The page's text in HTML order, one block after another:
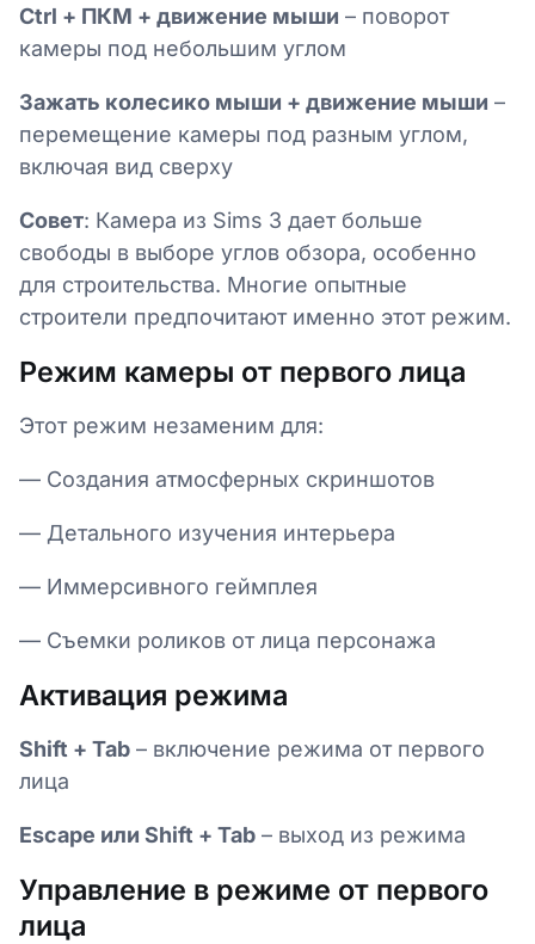
Ctrl + ПКМ + движение мыши – поворот
камеры под небольшим углом
Зажать колесико мыши + движение мыши –
перемещение камеры под разным углом,
включая вид сверху
Совет: Камера из Sims 3 дает больше
свободы в выборе углов обзора, особенно
для строительства. Многие опытные
строители предпочитают именно этот режим.
Режим камеры от первого лица
Этот режим незаменим для:
— Создания атмосферных скриншотов
— Детального изучения интерьера
— Иммерсивного геймплея
— Съемки роликов от лица персонажа
Активация режима
Shift + Tab – включение режима от первого
лица
Escape или Shift + Tab – выход из режима
Управление в режиме от первого
лица